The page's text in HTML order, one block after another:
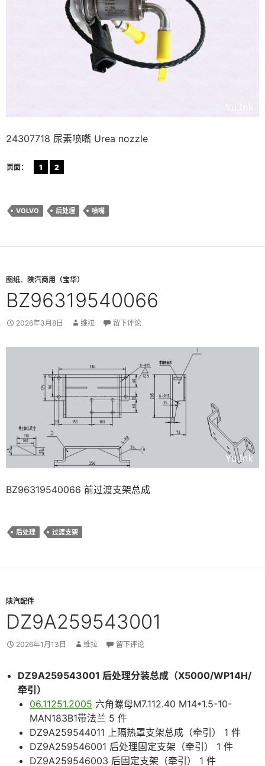
24307718 尿素喷嘴 Urea nozzle
页面： 1 2
VOLVO 后处理 喷嘴
图纸、 陕汽商用（宝华）
BZ96319540066
2026年3月8日 维拉 留下评论
BZ96319540066 前过渡支架总成
后处理 过渡支架
陕汽配件
DZ9A259543001
2026年1月13日 维拉 留下评论
DZ9A259543001 后处理分装总成（X5000/WP14H/
牵引）
06.11251.2005 六角螺母M7.112.40 M14*1.5-10-
MAN183B1带法兰 5 件
DZ9A259544011 上隔热罩支架总成（牵引） 1 件
DZ9A259546001 后处理固定支架（牵引） 1 件
DZ9A259546003 后固定支架（牵引） 1 件